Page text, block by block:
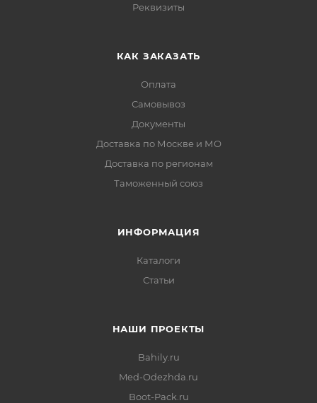
Реквизиты
КАК ЗАКАЗАТЬ
Оплата
Самовывоз
Документы
Доставка по Москве и МО
Доставка по регионам
Таможенный союз
ИНФОРМАЦИЯ
Каталоги
Статьи
НАШИ ПРОЕКТЫ
Bahily.ru
Med-Odezhda.ru
Boot-Pack.ru